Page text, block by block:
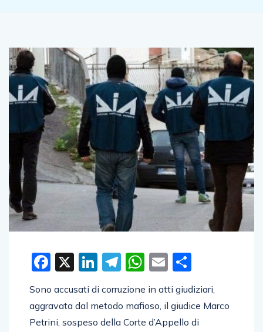
Facebook
X LinkedIn
Telegram
WhatsApp
Email
Sono accusati di corruzione in atti giudiziari,
aggravata dal metodo mafioso, il giudice Marco
Petrini, sospeso della Corte d’Appello di